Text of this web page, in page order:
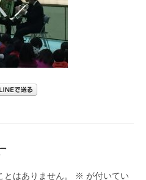
はありません。 ※ が付いてい